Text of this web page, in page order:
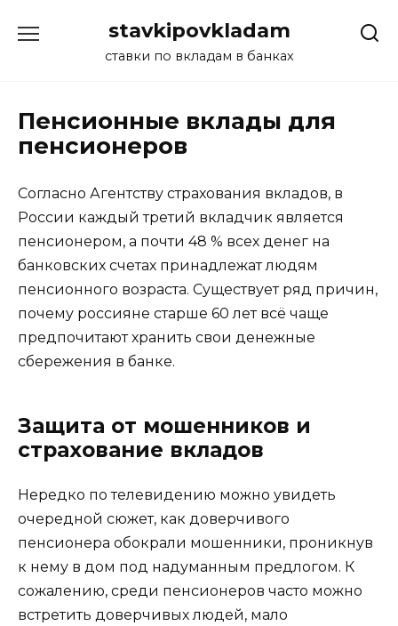
stavkipovkladam
ставки по вкладам в банках
Пенсионные вклады для
пенсионеров
Согласно Агентству страхования вкладов, в
России каждый третий вкладчик является
пенсионером, а почти 48 % всех денег на
банковских счетах принадлежат людям
пенсионного возраста. Существует ряд причин,
почему россияне старше 60 лет всё чаще
предпочитают хранить свои денежные
сбережения в банке.
Защита от мошенников и
страхование вкладов
Нередко по телевидению можно увидеть
очередной сюжет, как доверчивого
пенсионера обокрали мошенники, проникнув
к нему в дом под надуманным предлогом. К
сожалению, среди пенсионеров часто можно
встретить доверчивых людей, мало